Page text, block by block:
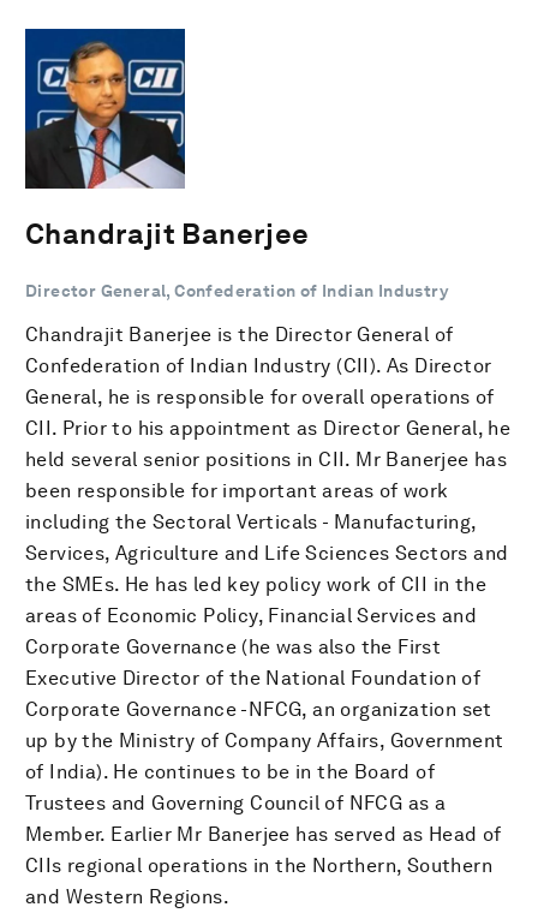
Chandrajit Banerjee
Director General, Confederation of Indian Industry
Chandrajit Banerjee is the Director General of
Confederation of Indian Industry (CII). As Director
General, he is responsible for overall operations of
CII. Prior to his appointment as Director General, he
held several senior positions in CII. Mr Banerjee has
been responsible for important areas of work
including the Sectoral Verticals - Manufacturing,
Services, Agriculture and Life Sciences Sectors and
the SMEs. He has led key policy work of CII in the
areas of Economic Policy, Financial Services and
Corporate Governance (he was also the First
Executive Director of the National Foundation of
Corporate Governance -NFCG, an organization set
up by the Ministry of Company Affairs, Government
of India). He continues to be in the Board of
Trustees and Governing Council of NFCG as a
Member. Earlier Mr Banerjee has served as Head of
CIIs regional operations in the Northern, Southern
and Western Regions.